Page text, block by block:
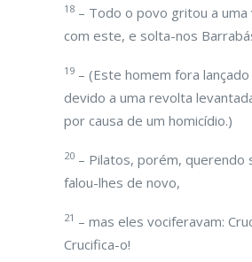
18 – Todo o povo gritou a uma
com este, e solta-nos
19 – (Este homem fora
devido a uma revolta
por causa de um homicídio.)
20 – Pilatos, porém, querendo
falou-lhes de novo,
21 – mas eles vociferavam:
Crucifica-o!